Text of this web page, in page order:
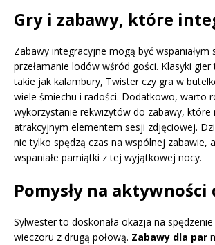
Gry i zabawy, które
Zabawy integracyjne mogą być wspaniałym
przełamanie lodów wśród gości. Klasyki gier
takie jak kalambury, Twister czy gra w
wiele śmiechu i radości. Dodatkowo, warto
wykorzystanie rekwizytów do zabawy, które
atrakcyjnym elementem sesji zdjęciowej.
nie tylko spędzą czas na wspólnej zabawie,
wspaniałe pamiątki z tej wyjątkowej nocy.
Pomysły na aktywności
Sylwester to doskonała okazja na
wieczoru z drugą połową. Zabawy dla par